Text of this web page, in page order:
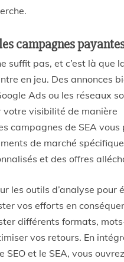
campagnes
suffit pas, et c’est là que
en jeu. Des annonces
Ads ou les réseaux
votre visibilité de manière
campagnes de SEA
de marché
et des offres
les outils d’analyse pour
vos efforts en
différents formats,
vos retours. En
SEO et le SEA, vous